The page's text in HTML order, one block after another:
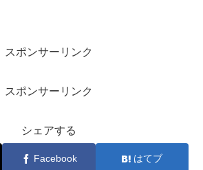
スポンサーリンク
スポンサーリンク
シェアする
Facebook はてブ